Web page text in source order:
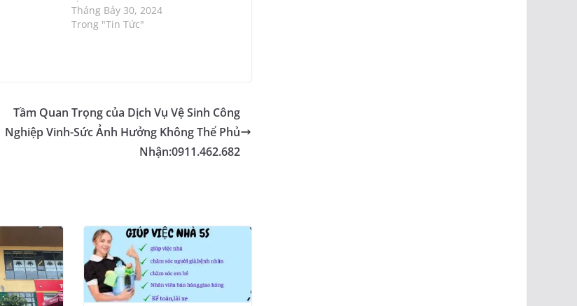
Tháng Bảy 30, 2024
Trong "Tin Tức"
Tầm Quan Trọng của Dịch Vụ Vệ Sinh Công
Nghiệp Vinh-Sức Ảnh Hưởng Không Thể Phủ
Nhận:0911.462.682